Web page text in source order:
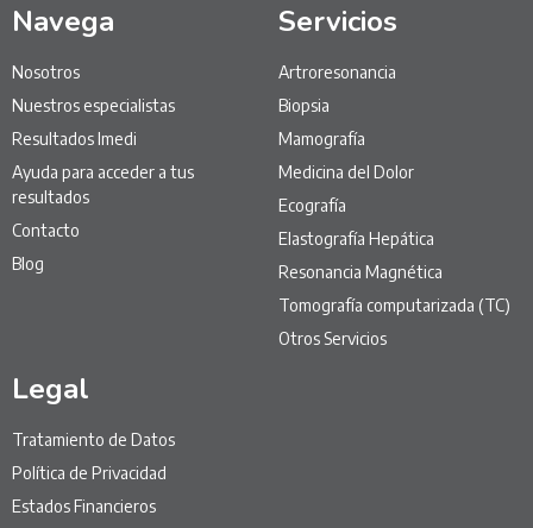
Navega
Nosotros
Nuestros especialistas
Resultados Imedi
Ayuda para acceder a tus
resultados
Contacto
Blog
Servicios
Artroresonancia
Biopsia
Mamografía
Medicina del Dolor
Ecografía
Elastografía Hepática
Resonancia Magnética
Tomografía computarizada (TC)
Otros Servicios
Legal
Tratamiento de Datos
Política de Privacidad
Estados Financieros